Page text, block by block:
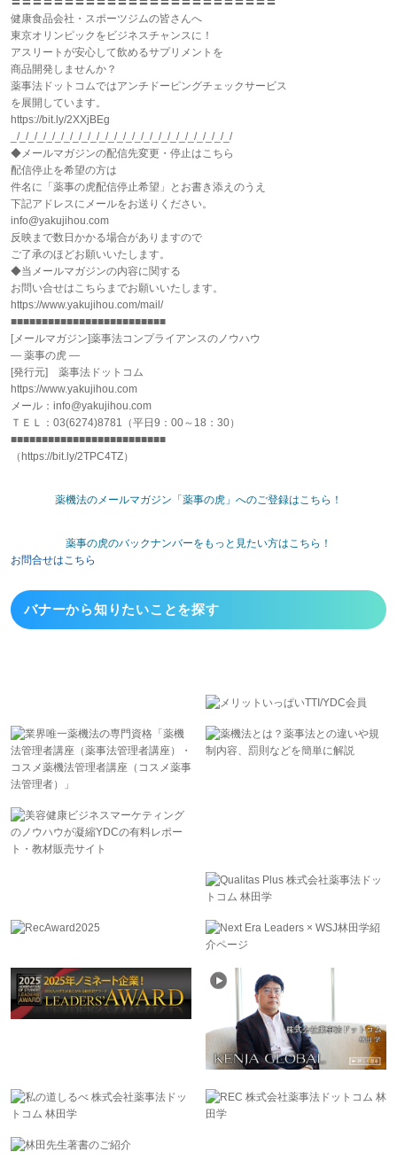
健康食品会社・スポーツジムの皆さんへ
東京オリンピックをビジネスチャンスに！
アスリートが安心して飲めるサプリメントを
商品開発しませんか？
薬事法ドットコムではアンチドーピングチェックサービス
を展開しています。
https://bit.ly/2XXjBEg
_/_/_/_/_/_/_/_/_/_/_/_/_/_/_/_/_/_/_/_/_/_/_/_/_/
◆メールマガジンの配信先変更・停止はこちら
配信停止を希望の方は
件名に「薬事の虎配信停止希望」とお書き添えのうえ
下記アドレスにメールをお送りください。
info@yakujihou.com
反映まで数日かかる場合がありますので
ご了承のほどお願いいたします。
◆当メールマガジンの内容に関する
お問い合せはこちらまでお願いいたします。
https://www.yakujihou.com/mail/
■■■■■■■■■■■■■■■■■■■■■■■■■
[メールマガジン]薬事法コンプライアンスのノウハウ
― 薬事の虎 ―
[発行元] 薬事法ドットコム
https://www.yakujihou.com
メール：info@yakujihou.com
ＴＥＬ：03(6274)8781（平日9：00～18：30）
■■■■■■■■■■■■■■■■■■■■■■■■■
（https://bit.ly/2TPC4TZ）
薬機法のメールマガジン「薬事の虎」へのご登録はこちら！
薬事の虎のバックナンバーをもっと見たい方はこちら！
お問合せはこちら
バナーから知りたいことを探す